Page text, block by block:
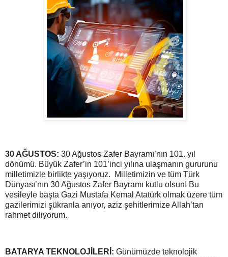
30 AĞUSTOS: 30 Ağustos Zafer Bayramı’nın 101. yıl
dönümü. Büyük Zafer’in 101’inci yılına ulaşmanın gururunu
milletimizle birlikte yaşıyoruz. Milletimizin ve tüm Türk
Dünyası’nın 30 Ağustos Zafer Bayramı kutlu olsun! Bu
vesileyle başta Gazi Mustafa Kemal Atatürk olmak üzere tüm
gazilerimizi şükranla anıyor, aziz şehitlerimize Allah’tan
rahmet diliyorum.
BATARYA TEKNOLOJİLERİ: Günümüzde teknolojik